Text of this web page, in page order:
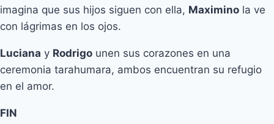
imagina que sus hijos siguen con ella, Maximino la ve
con lágrimas en los ojos.
Luciana y Rodrigo unen sus corazones en una
ceremonia tarahumara, ambos encuentran su refugio
en el amor.
FIN